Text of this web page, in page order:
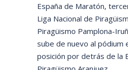
España de Maratón,
Liga Nacional de
Piragüismo Pamplona-
sube de nuevo al pódium
posición por detrás de la